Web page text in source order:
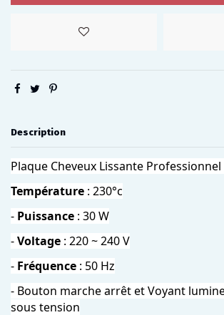
Description
Plaque Cheveux Lissante Professionnel
Température : 230°c
- Puissance : 30 W
-Voltage : 220 ~ 240 V
- Fréquence : 50 Hz
- Bouton marche arrêt et Voyant
sous tension